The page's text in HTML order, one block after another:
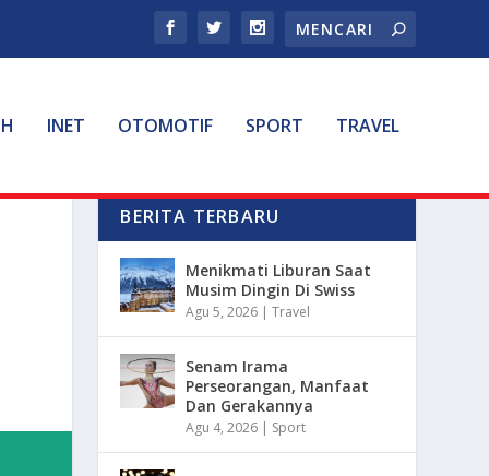
INET OTOMOTIF SPORT TRAVEL
BERITA TERBARU
Menikmati Liburan Saat
Musim Dingin Di Swiss
Agu 5, 2026 |Travel
Senam Irama
Perseorangan, Manfaat
Dan Gerakannya
Agu 4, 2026 | Sport